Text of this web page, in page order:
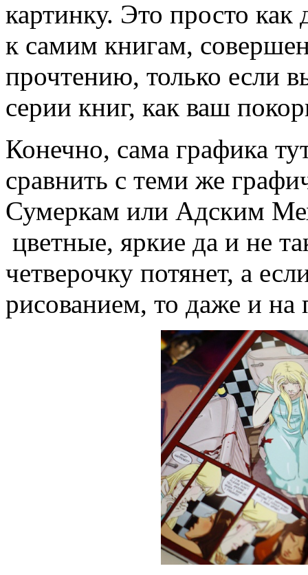
картинку. Это просто как
к самим книгам,
прочтению, только если
серии книг, как ваш
Конечно, сама графика
сравнить с теми же
Сумеркам или Адским
цветные, яркие да и не
четверочку потянет, а
рисованием, то даже и на